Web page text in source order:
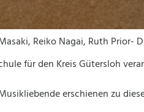
Reiko Nagai, Ruth Prior-
für den Kreis Gütersloh
erschienen zu